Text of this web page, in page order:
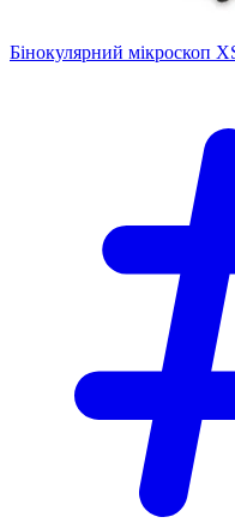
Бінокулярний мікроскоп